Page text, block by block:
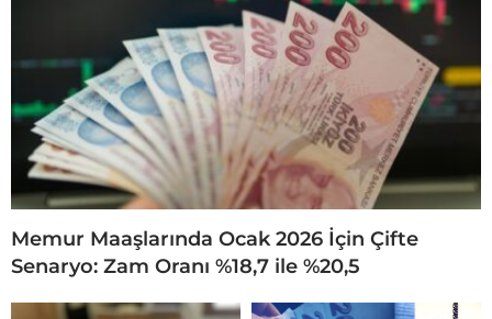
Memur Maaşlarında Ocak 2026 İçin Çifte
Senaryo: Zam Oranı %18,7 ile %20,5